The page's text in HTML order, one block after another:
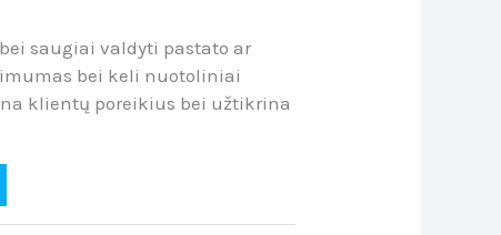
saugiai valdyti pastato ar
bei keli nuotoliniai
klientų poreikius bei užtikrina